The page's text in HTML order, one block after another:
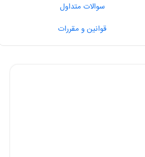
سوالات متداول
قوانین و مقررات